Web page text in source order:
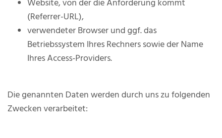
Website, von der die Anforderung kommt
(Referrer-URL),
verwendeter Browser und ggf. das
Betriebssystem Ihres Rechners sowie der Name
Ihres Access-Providers.
Die genannten Daten werden durch uns zu folgenden
Zwecken verarbeitet: